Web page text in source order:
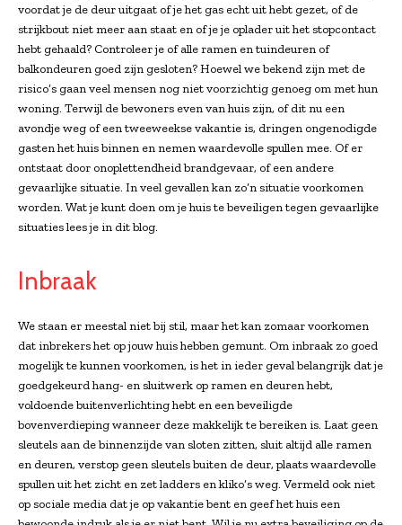
voordat je de deur uitgaat of je het gas echt uit hebt gezet, of de
strijkbout niet meer aan staat en of je je oplader uit het stopcontact
hebt gehaald? Controleer je of alle ramen en tuindeuren of
balkondeuren goed zijn gesloten? Hoewel we bekend zijn met de
risico’s gaan veel mensen nog niet voorzichtig genoeg om met hun
woning. Terwijl de bewoners even van huis zijn, of dit nu een
avondje weg of een tweeweekse vakantie is, dringen ongenodigde
gasten het huis binnen en nemen waardevolle spullen mee. Of er
ontstaat door onoplettendheid brandgevaar, of een andere
gevaarlijke situatie. In veel gevallen kan zo’n situatie voorkomen
worden. Wat je kunt doen om je huis te beveiligen tegen gevaarlijke
situaties lees je in dit blog.
Inbraak
We staan er meestal niet bij stil, maar het kan zomaar voorkomen
dat inbrekers het op jouw huis hebben gemunt. Om inbraak zo goed
mogelijk te kunnen voorkomen, is het in ieder geval belangrijk dat je
goedgekeurd hang- en sluitwerk op ramen en deuren hebt,
voldoende buitenverlichting hebt en een beveiligde
bovenverdieping wanneer deze makkelijk te bereiken is. Laat geen
sleutels aan de binnenzijde van sloten zitten, sluit altijd alle ramen
en deuren, verstop geen sleutels buiten de deur, plaats waardevolle
spullen uit het zicht en zet ladders en kliko’s weg. Vermeld ook niet
op sociale media dat je op vakantie bent en geef het huis een